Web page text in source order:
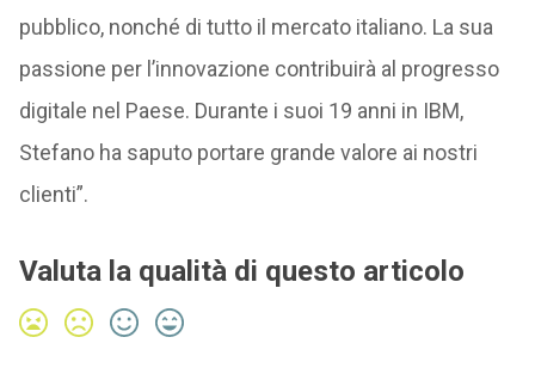
pubblico, nonché di tutto il mercato italiano. La sua
passione per l’innovazione contribuirà al progresso
digitale nel Paese. Durante i suoi 19 anni in IBM,
Stefano ha saputo portare grande valore ai nostri
clienti”.
Valuta la qualità di questo articolo